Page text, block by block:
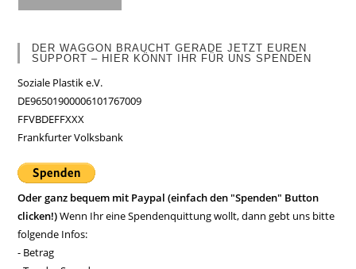
DER WAGGON BRAUCHT GERADE JETZT EUREN
SUPPORT – HIER KÖNNT IHR FÜR UNS SPENDEN
Soziale Plastik e.V.
DE96501900006101767009
FFVBDEFFXXX
Frankfurter Volksbank
Oder ganz bequem mit Paypal (einfach den "Spenden" Button
clicken!)Wenn Ihr eine Spendenquittung wollt, dann gebt uns bitte
folgende Infos:
- Betrag